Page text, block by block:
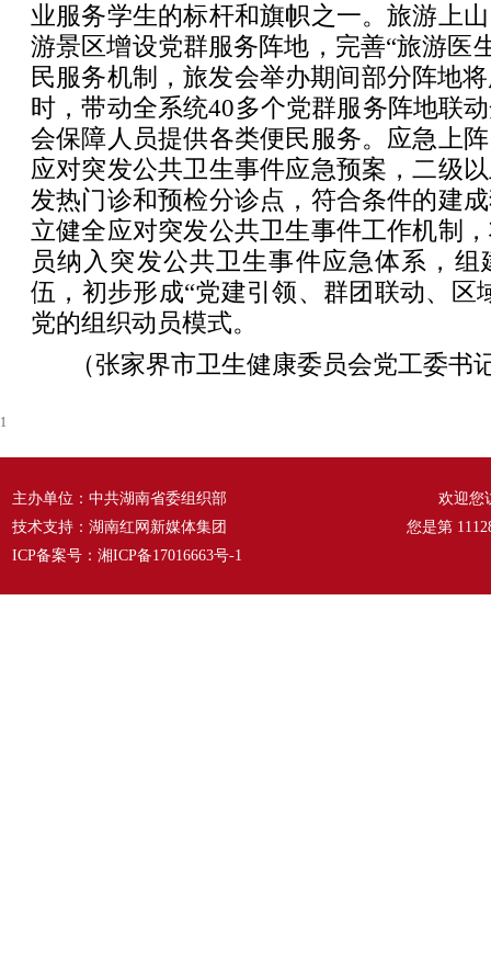
业服务学生的标杆和旗帜之一。旅游上
游景区增设党群服务阵地，完善“旅游医
民服务机制，旅发会举办期间部分阵地
时，带动全系统40多个党群服务阵地联
会保障人员提供各类便民服务。应急上
应对突发公共卫生事件应急预案，二级
发热门诊和预检分诊点，符合条件的建
立健全应对突发公共卫生事件工作机制
员纳入突发公共卫生事件应急体系，
伍，初步形成“党建引领、群团联动、区
党的组织动员模式。
（张家界市卫生健康委员会党工委书
1
主办单位：中共湖南省委组织部
技术支持：湖南红网新媒体集团
ICP备案号： 湘ICP备17016663号-1
欢迎您
您是第